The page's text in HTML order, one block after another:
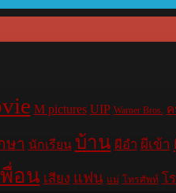
M pictures UIP Warner Bros.
ษา นักเรียน บ้าน ผีอำ ผีเข้า
พื่อน เสียง แฟน แม่ โทรศัพท์ โ